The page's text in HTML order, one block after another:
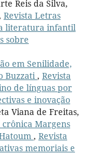
Reis da Silva,
Revista Letras
literatura infantil
sobre
em Senilidade,
Buzzati, Revista
de línguas por
e inovação
Viana de Freitas,
crônica Margens
, Revista
memoriais e